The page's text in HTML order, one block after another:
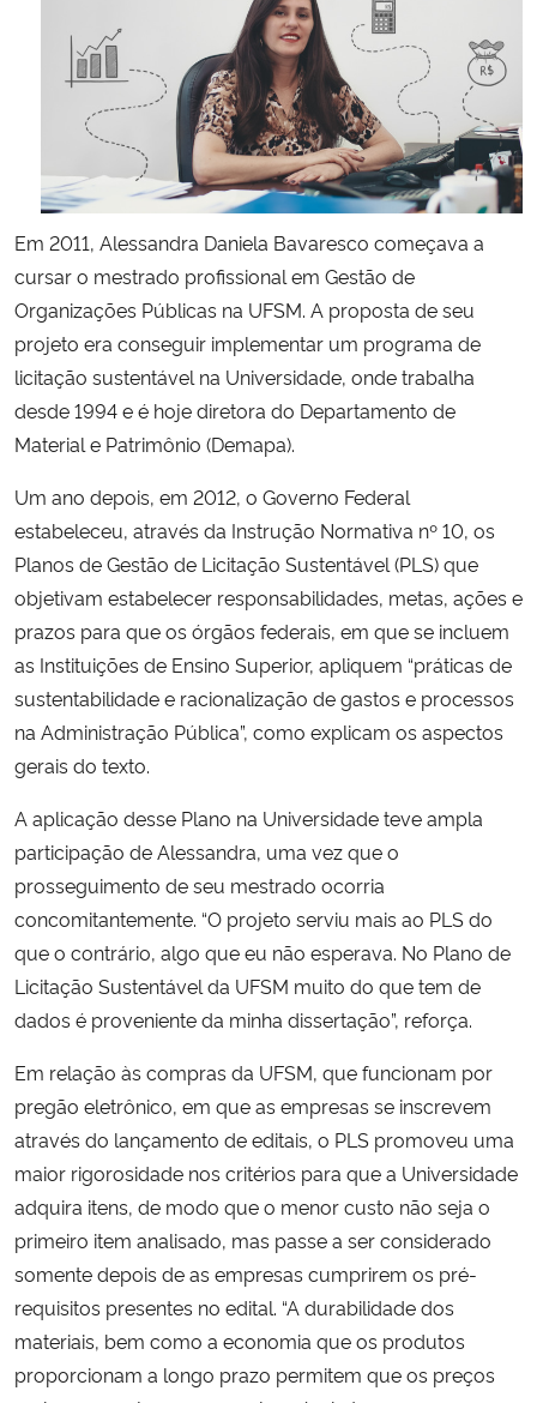
Ministério do Meio Ambiente
Ministério do Turismo
Ministério do Desenvolvimento Regional
Controladoria-Geral da União
Ministério da Mulher, da Família e dos Direitos Humanos
Secretaria-Geral
Secretaria de Governo
Gabinete de Segurança Institucional
Advocacia-Geral da União
Banco Central do Brasil
Planalto
Em 2011, Alessandra Daniela Bavaresco começava a
cursar o mestrado profissional em Gestão de
Organizações Públicas na UFSM. A proposta de seu
projeto era conseguir implementar um programa de
licitação sustentável na Universidade, onde trabalha
desde 1994 e é hoje diretora do Departamento de
Material e Patrimônio (Demapa).
Um ano depois, em 2012, o Governo Federal
estabeleceu, através da Instrução Normativa nº 10, os
Planos de Gestão de Licitação Sustentável (PLS) que
objetivam estabelecer responsabilidades, metas, ações e
prazos para que os órgãos federais, em que se incluem
as Instituições de Ensino Superior, apliquem “práticas de
sustentabilidade e racionalização de gastos e processos
na Administração Pública”, como explicam os aspectos
gerais do texto.
A aplicação desse Plano na Universidade teve ampla
participação de Alessandra, uma vez que o
prosseguimento de seu mestrado ocorria
concomitantemente. “O projeto serviu mais ao PLS do
que o contrário, algo que eu não esperava. No Plano de
Licitação Sustentável da UFSM muito do que tem de
dados é proveniente da minha dissertação”, reforça.
Em relação às compras da UFSM, que funcionam por
pregão eletrônico, em que as empresas se inscrevem
através do lançamento de editais, o PLS promoveu uma
maior rigorosidade nos critérios para que a Universidade
adquira itens, de modo que o menor custo não seja o
primeiro item analisado, mas passe a ser considerado
somente depois de as empresas cumprirem os pré-
requisitos presentes no edital. “A durabilidade dos
materiais, bem como a economia que os produtos
proporcionam a longo prazo permitem que os preços